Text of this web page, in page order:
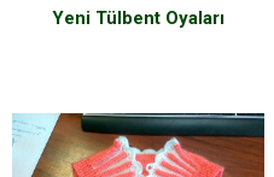
Yeni Tülbent Oyaları